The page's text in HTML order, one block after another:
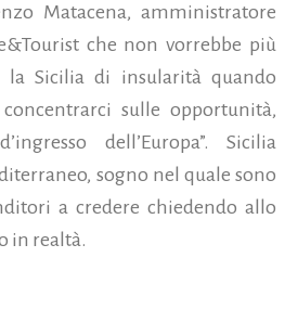
Matacena, amministratore
che non vorrebbe più
la Sicilia di insularità quando
sulle opportunità,
dell’Europa”. Sicilia
sogno nel quale sono
a credere chiedendo allo
in realtà.